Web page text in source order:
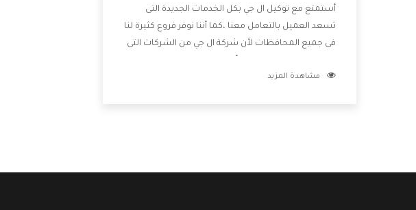
أستمتع مع توكيل ال جي بكل الخدمات الجديدة التى
تسعد العميل بالتعامل معنا ،كما أننا نوفر فروع كثيرة لنا
فى جميع المحافظات لأن شركة ال جي من الشركات التى
الأجهزة التى توفرها لكم كما أنها تهتم بالخدمات التى
مشاهدة المزيد